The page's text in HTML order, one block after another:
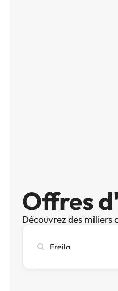
Offres
Découvrez des milliers
une